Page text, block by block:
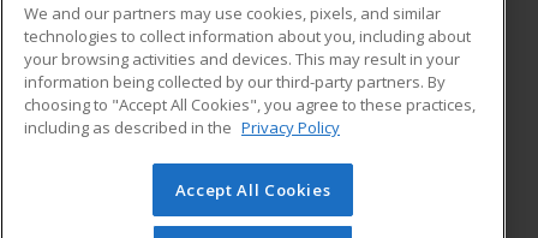
ADDITIONAL RESOURCES
Military
Financial Assistance
Help
Student Blog
© 2026 ed2go, a division of Cengage Learning. All rights
reserved. The material on this site cannot be reproduced or
We and our partners may use cookies, pixels, and similar
technologies to collect information about you, including about
your browsing activities and devices. This may result in your
information being collected by our third-party partners. By
choosing to "Accept All Cookies", you agree to these practices,
including as described in the Privacy Policy
Accept All Cookies